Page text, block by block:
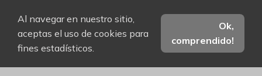
Al navegar en nuestro sitio,
aceptas el uso de cookies para
fines estadísticos.
Ok,
comprendido!